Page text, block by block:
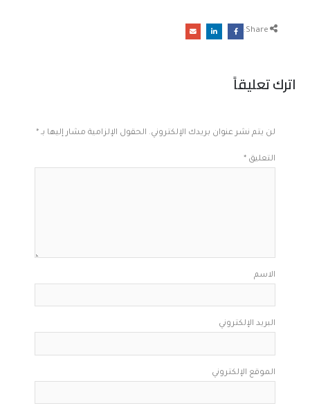
Share:
اترك تعليقاً
لن يتم نشر عنوان بريدك الإلكتروني. الحقول الإلزامية مشار إليها بـ *
التعليق *
الاسم
البريد الإلكتروني
الموقع الإلكتروني